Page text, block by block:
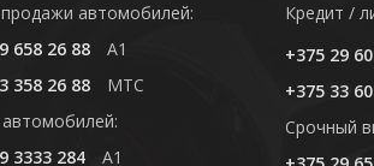
автомобилей:
658 26 88
A1
358 26 88
MTC
3333 284
A1
Кредит /
+375 29
+375 33
Cрочный